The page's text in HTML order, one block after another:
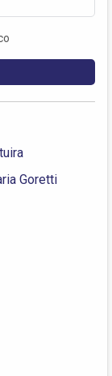
Goretti